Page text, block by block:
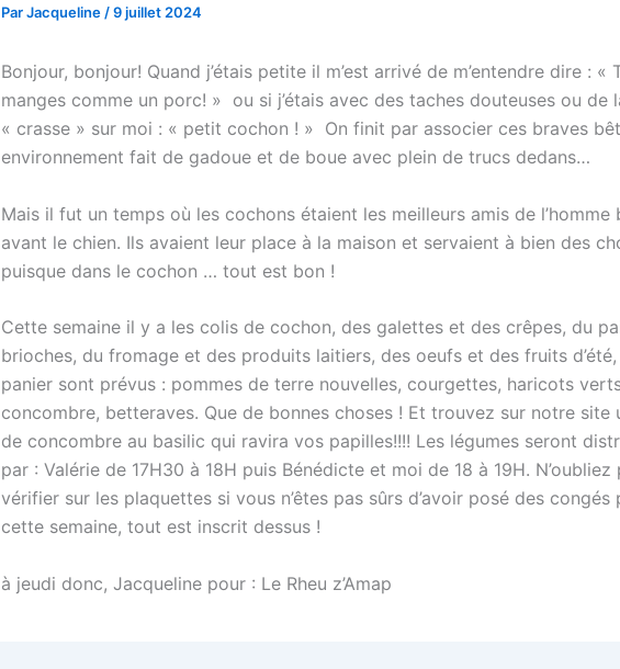
ParJacqueline /9 juillet 2024
Bonjour, bonjour! Quand j’étais petite il m’est arrivé de m’entendre dire : «
manges comme un porc! » ou si j’étais avec des taches douteuses ou de
« crasse » sur moi : « petit cochon ! » On finit par associer ces braves
environnement fait de gadoue et de boue avec plein de trucs dedans…
Mais il fut un temps où les cochons étaient les meilleurs amis de l’homme
avant le chien. Ils avaient leur place à la maison et servaient à bien des
puisque dans le cochon … tout est bon !
Cette semaine il y a les colis de cochon, des galettes et des crêpes, du
brioches, du fromage et des produits laitiers, des oeufs et des fruits
panier sont prévus : pommes de terre nouvelles, courgettes, haricots
concombre, betteraves. Que de bonnes choses ! Et trouvez sur notre site
de concombre au basilic qui ravira vos papilles!!!! Les légumes seront
par : Valérie de 17H30 à 18H puis Bénédicte et moi de 18 à 19H. N’oubliez
vérifier sur les plaquettes si vous n’êtes pas sûrs d’avoir posé des congés
cette semaine, tout est inscrit dessus !
à jeudi donc, Jacqueline pour : Le Rheu z’Amap